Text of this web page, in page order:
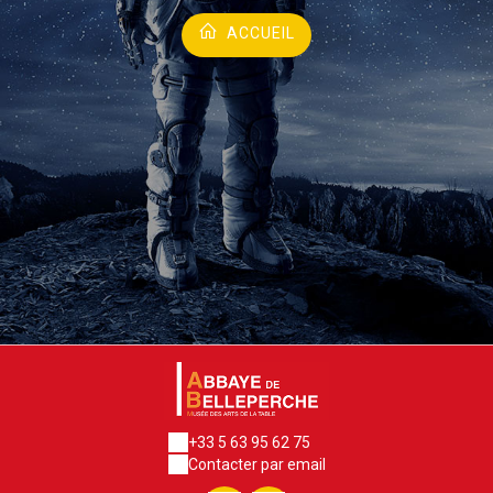
ACCUEIL
+33 5 63 95 62 75
Contacter par email